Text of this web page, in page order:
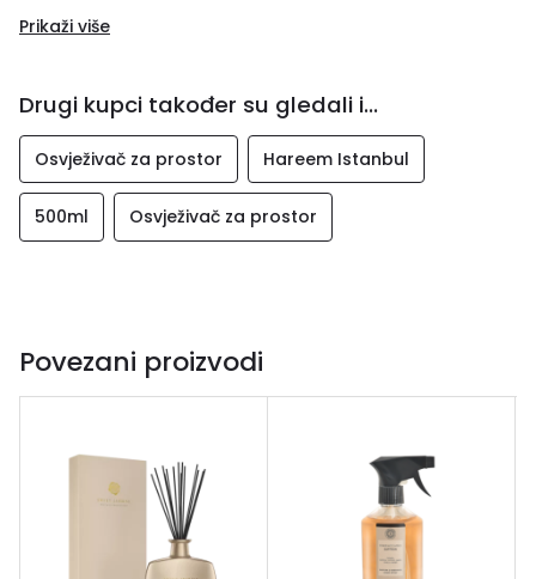
Prikaži više
Drugi kupci također su gledali i...
Osvježivač za prostor Hareem Istanbul
500ml Osvježivač za prostor
Povezani proizvodi